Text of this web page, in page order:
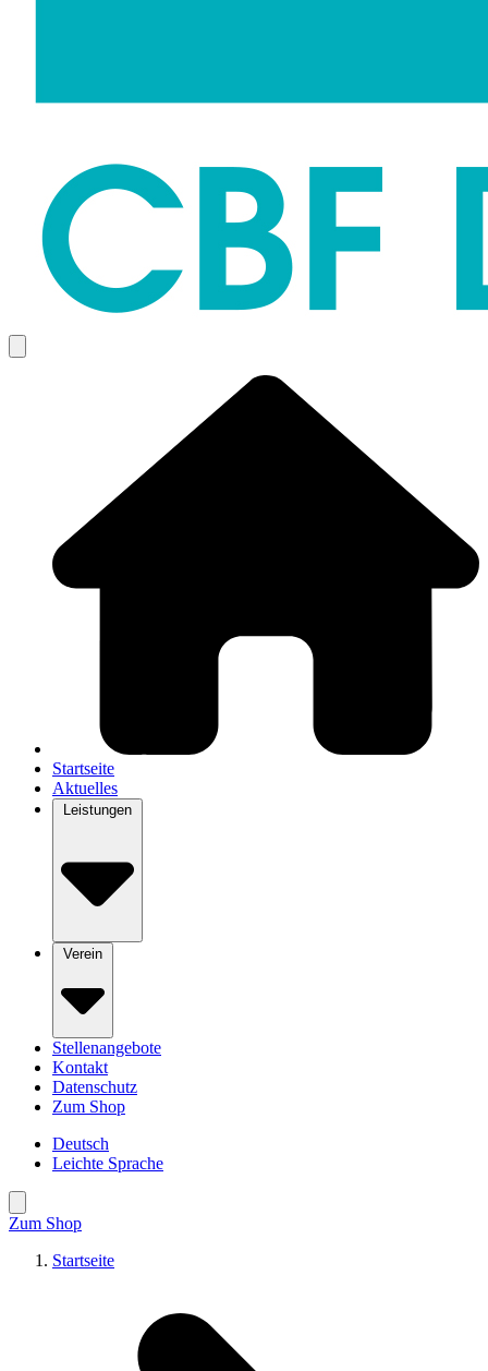
Menü öffnen
Startseite
Aktuelles
Leistungen
Verein
Stellenangebote
Kontakt
Datenschutz
Zum Shop
Deutsch
Leichte Sprache
Zum Shop
Startseite